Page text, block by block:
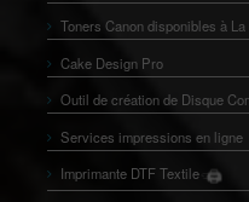
Toners Canon disponibles à
Cake Design Pro
Outil de création de Disque
Services impressions en ligne
Imprimante DTF Textile 🖨️
👕